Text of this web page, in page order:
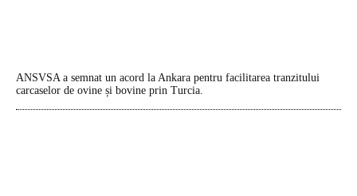
ANSVSA a semnat un acord la Ankara pentru facilitarea tranzitului
carcaselor de ovine și bovine prin Turcia.